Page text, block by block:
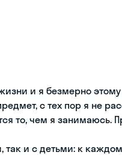
и я безмерно
с тех пор я не
то, чем я занимаюсь.
так и с детьми: к